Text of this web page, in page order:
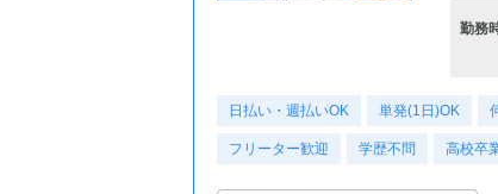
勤務
日払い・週払いOK 単発(1日)OK
フリーター歓迎 学歴不問 高校卒